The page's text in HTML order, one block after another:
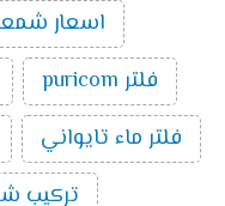
اسعار
فلتر puricom
فلتر ماء تايواني
تركيب